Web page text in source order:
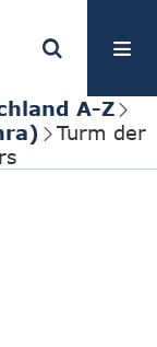
A-Z
Turm der